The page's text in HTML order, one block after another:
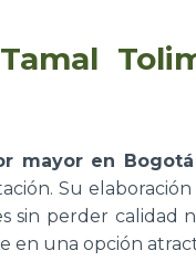
mayor en Bogotá
Su
sin perder calidad
en una opción